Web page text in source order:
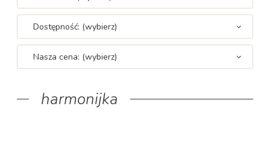
Dostępność: (wybierz)
Nasza cena: (wybierz)
harmonijka